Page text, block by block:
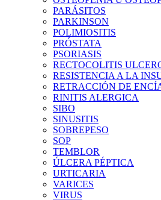
PARÁSITOS
PARKINSON
POLIMIOSITIS
PRÓSTATA
PSORIASIS
RECTOCOLITIS
RESISTENCIA A LA
RETRACCIÓN DE
RINITIS ALERGICA
SIBO
SINUSITIS
SOBREPESO
SOP
TEMBLOR
ÚLCERA PÉPTICA
URTICARIA
VARICES
VIRUS